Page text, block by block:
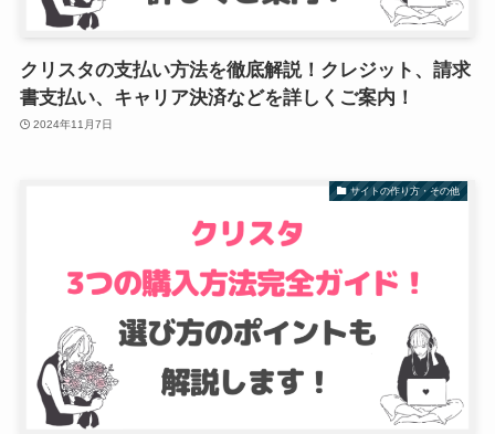
クリスタの支払い方法を徹底解説！クレジット、請求
書支払い、キャリア決済などを詳しくご案内！
2024年11月7日
サイトの作り方・その他